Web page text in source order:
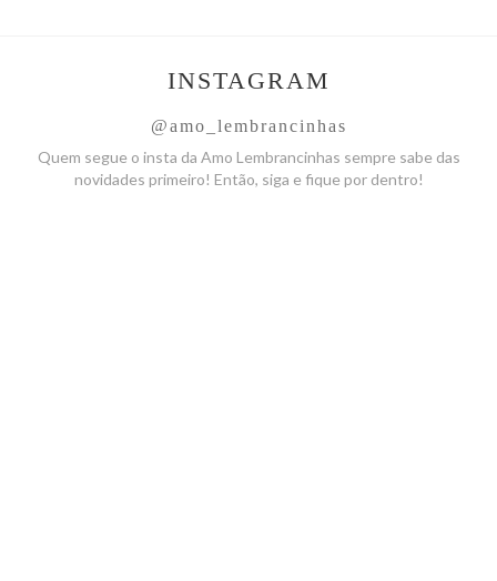
INSTAGRAM
@amo_lembrancinhas
Quem segue o insta da Amo Lembrancinhas sempre sabe das
novidades primeiro! Então, siga e fique por dentro!